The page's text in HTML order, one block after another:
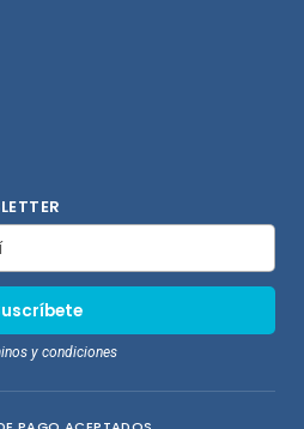
y condiciones